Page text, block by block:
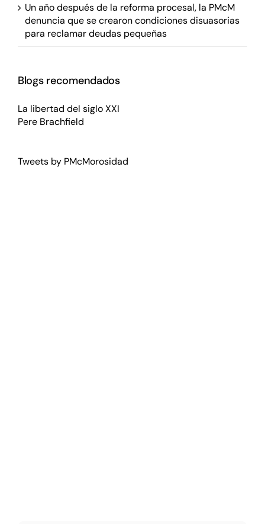
Un año después de la reforma procesal, la PMcM
denuncia que se crearon condiciones disuasorias
para reclamar deudas pequeñas
Blogs recomendados
La libertad del siglo XXI
Pere Brachfield
Tweets by PMcMorosidad